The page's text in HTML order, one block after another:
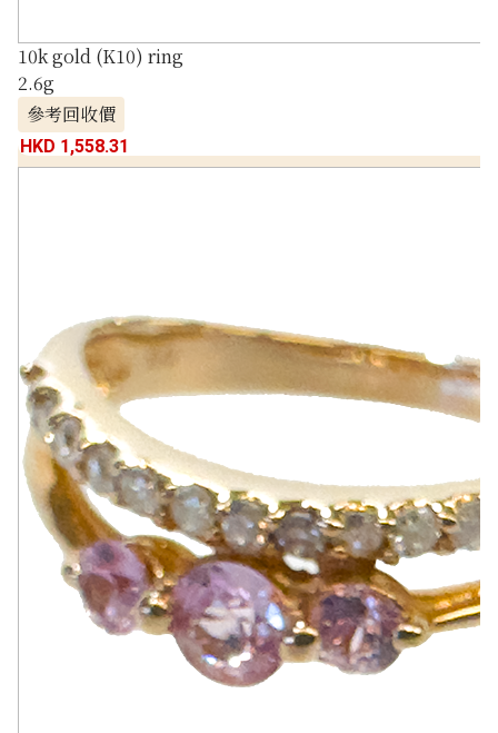
10k gold (K10) ring
2.6g
參考回收價
HKD 1,558.31